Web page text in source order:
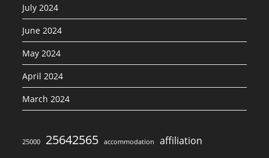
July 2024
June 2024
May 2024
April 2024
March 2024
25000 25642565 accommodation affiliation